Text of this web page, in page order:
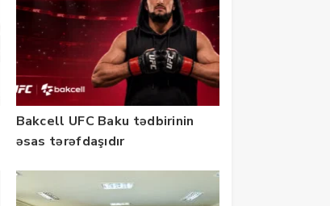
Bakcell UFC Baku tədbirinin
əsas tərəfdaşıdır